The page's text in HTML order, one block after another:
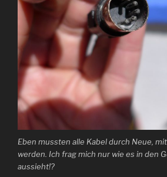
Eben mussten alle Kabel durch Neue,
werden. Ich frag mich nur wie es in den
aussieht!?